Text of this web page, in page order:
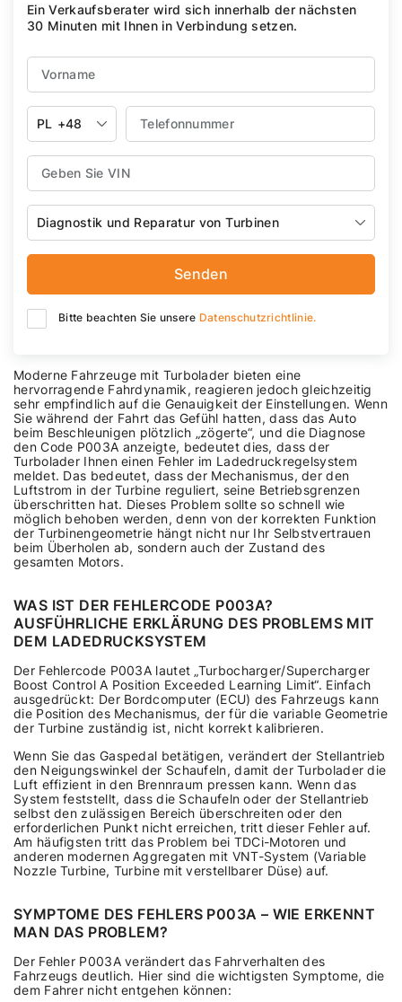
Ein Verkaufsberater wird sich innerhalb der nächsten
30 Minuten mit Ihnen in Verbindung setzen.
PL +48
Diagnostik und Reparatur von Turbinen
Senden
Bitte beachten Sie unsere Datenschutzrichtlinie.
Moderne Fahrzeuge mit Turbolader bieten eine
hervorragende Fahrdynamik, reagieren jedoch gleichzeitig
sehr empfindlich auf die Genauigkeit der Einstellungen. Wenn
Sie während der Fahrt das Gefühl hatten, dass das Auto
beim Beschleunigen plötzlich „zögerte“, und die Diagnose
den Code P003A anzeigte, bedeutet dies, dass der
Turbolader Ihnen einen Fehler im Ladedruckregelsystem
meldet. Das bedeutet, dass der Mechanismus, der den
Luftstrom in der Turbine reguliert, seine Betriebsgrenzen
überschritten hat. Dieses Problem sollte so schnell wie
möglich behoben werden, denn von der korrekten Funktion
der Turbinengeometrie hängt nicht nur Ihr Selbstvertrauen
beim Überholen ab, sondern auch der Zustand des
gesamten Motors.
WAS IST DER FEHLERCODE P003A?
AUSFÜHRLICHE ERKLÄRUNG DES PROBLEMS MIT
DEM LADEDRUCKSYSTEM
Der Fehlercode P003A lautet „Turbocharger/Supercharger
Boost Control A Position Exceeded Learning Limit“. Einfach
ausgedrückt: Der Bordcomputer (ECU) des Fahrzeugs kann
die Position des Mechanismus, der für die variable Geometrie
der Turbine zuständig ist, nicht korrekt kalibrieren.
Wenn Sie das Gaspedal betätigen, verändert der Stellantrieb
den Neigungswinkel der Schaufeln, damit der Turbolader die
Luft effizient in den Brennraum pressen kann. Wenn das
System feststellt, dass die Schaufeln oder der Stellantrieb
selbst den zulässigen Bereich überschreiten oder den
erforderlichen Punkt nicht erreichen, tritt dieser Fehler auf.
Am häufigsten tritt das Problem bei TDCi-Motoren und
anderen modernen Aggregaten mit VNT-System (Variable
Nozzle Turbine, Turbine mit verstellbarer Düse) auf.
SYMPTOME DES FEHLERS P003A – WIE ERKENNT
MAN DAS PROBLEM?
Der Fehler P003A verändert das Fahrverhalten des
Fahrzeugs deutlich. Hier sind die wichtigsten Symptome, die
dem Fahrer nicht entgehen können: